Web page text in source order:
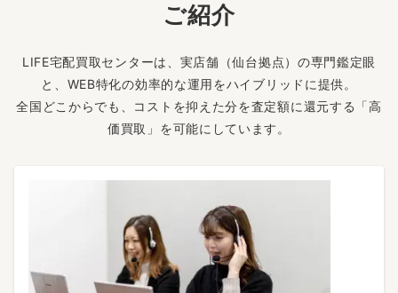
ご紹介
LIFE宅配買取センターは、実店舗（仙台拠点）の専門鑑定眼
と、WEB特化の効率的な運用をハイブリッドに提供。
全国どこからでも、コストを抑えた分を査定額に還元する「高
価買取」を可能にしています。